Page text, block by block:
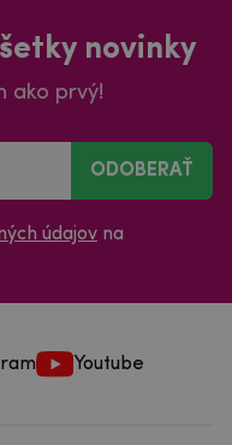
novinky
ako prvý!
ODOBERAŤ
údajov na
Youtube